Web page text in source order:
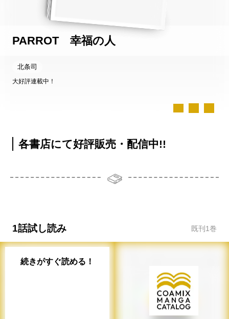
PARROT 幸福の人
北条司
大好評連載中！
各書店にて好評販売・配信中!!
1話試し読み 既刊 1巻
続きがすぐ読める！